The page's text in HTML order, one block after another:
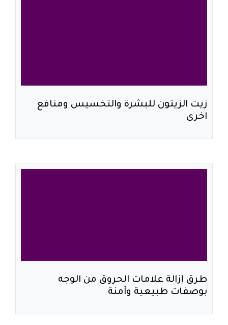
زيت الزيتون للبشرة والتخسيس ومنافع
اخرى
طرق إزالة علامات الحروق من الوجه
بوصفات طبيعية وآمنة